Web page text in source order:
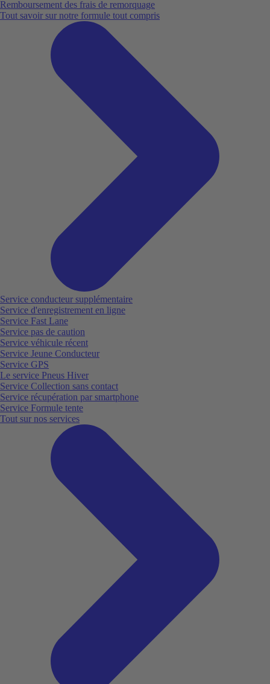
Remboursement des frais de remorquage
Tout savoir sur notre formule tout compris
Service conducteur supplémentaire
Service d'enregistrement en ligne
Service Fast Lane
Service pas de caution
Service véhicule récent
Service Jeune Conducteur
Service GPS
Le service Pneus Hiver
Service Collection sans contact
Service récupération par smartphone
Service Formule tente
Tout sur nos services